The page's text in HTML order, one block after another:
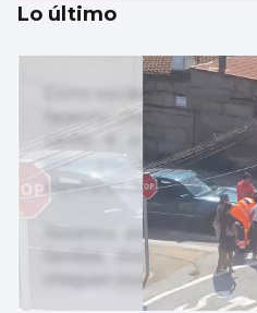
Encuesta | ¿Qué
española de fútbol te
Lo último